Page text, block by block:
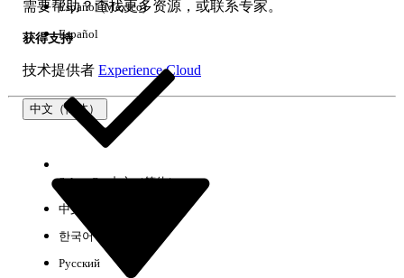
需要帮助？查找更多资源，或联系专家。
获得支持
技术提供者 Experience Cloud
中文（简体）
Español (México)
Español
Select Org中文（简体）
中文（繁体）
한국어
Русский